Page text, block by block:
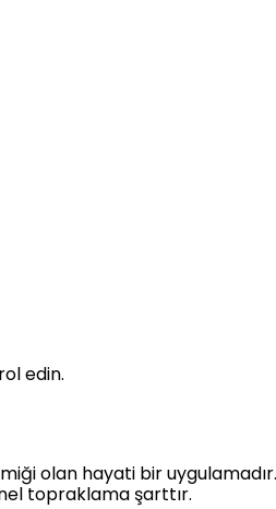
edin.
olan hayati bir
topraklama şarttır.